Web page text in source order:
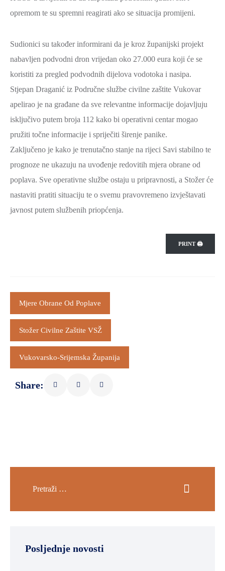
opremom te su spremni reagirati ako se situacija promijeni.
Sudionici su također informirani da je kroz županijski projekt
nabavljen podvodni dron vrijedan oko 27.000 eura koji će se
koristiti za pregled podvodnih dijelova vodotoka i nasipa.
Stjepan Draganić iz Područne službe civilne zaštite Vukovar
apelirao je na građane da sve relevantne informacije dojavljuju
isključivo putem broja 112 kako bi operativni centar mogao
pružiti točne informacije i spriječiti širenje panike.
Zaključeno je kako je trenutačno stanje na rijeci Savi stabilno te
prognoze ne ukazuju na uvođenje redovitih mjera obrane od
poplava. Sve operativne službe ostaju u pripravnosti, a Stožer će
nastaviti pratiti situaciju te o svemu pravovremeno izvještavati
javnost putem službenih priopćenja.
PRINT 🖨
Mjere Obrane Od Poplave
Stožer Civilne Zaštite VSŽ
Vukovarsko-Srijemska Županija
Share:
Posljednje novosti